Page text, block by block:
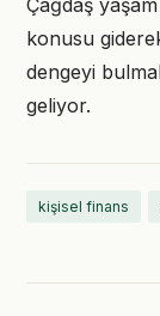
Çağdaş
konusu
dengeyi
geliyor.
kişisel finans